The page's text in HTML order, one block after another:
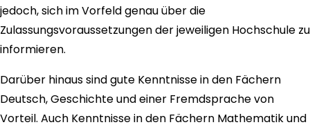
jedoch, sich im Vorfeld genau über die
Zulassungsvoraussetzungen der jeweiligen Hochschule zu
informieren.
Darüber hinaus sind gute Kenntnisse in den Fächern
Deutsch, Geschichte und einer Fremdsprache von
Vorteil. Auch Kenntnisse in den Fächern Mathematik und